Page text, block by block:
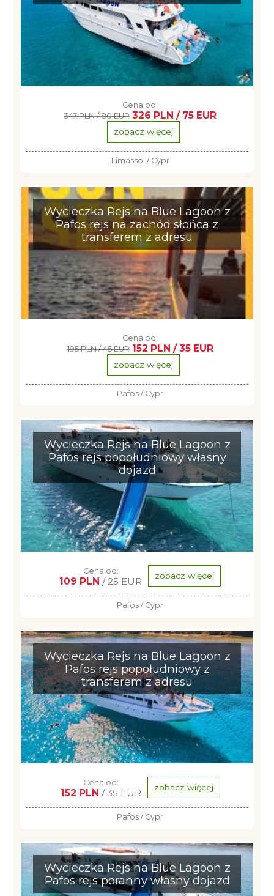
Cena od:
347 PLN / 80 EUR 326 PLN / 75 EUR
zobacz więcej
Limassol / Cypr
Wycieczka Rejs na Blue Lagoon z
Pafos rejs na zachód słońca z
transferem z adresu
Cena od:
195 PLN / 45 EUR 152 PLN / 35 EUR
zobacz więcej
Pafos / Cypr
Wycieczka Rejs na Blue Lagoon z
Pafos rejs popołudniowy własny
dojazd
Cena od:
109 PLN / 25 EUR zobacz więcej
Pafos / Cypr
Wycieczka Rejs na Blue Lagoon z
Pafos rejs popołudniowy z
transferem z adresu
Cena od:
152 PLN / 35 EUR zobacz więcej
Pafos / Cypr
Wycieczka Rejs na Blue Lagoon z
Pafos rejs poranny własny dojazd